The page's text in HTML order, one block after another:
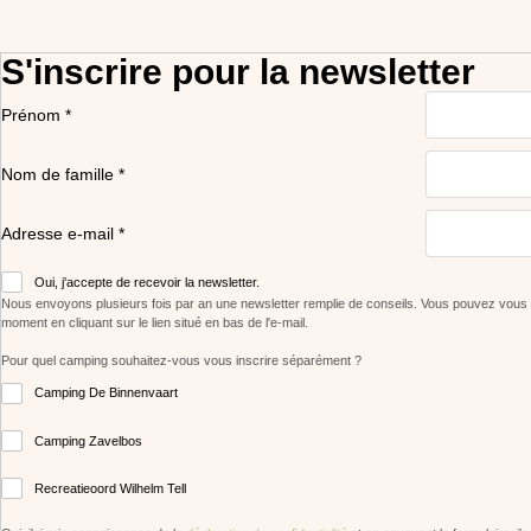
S'inscrire pour la newsletter
Prénom *
Nom de famille *
Adresse e-mail *
Oui, j'accepte de recevoir la newsletter.
Nous envoyons plusieurs fois par an une newsletter remplie de conseils. Vous pouvez
moment en cliquant sur le lien situé en bas de l'e-mail.
Pour quel camping souhaitez-vous vous inscrire séparément ?
Camping De Binnenvaart
Camping Zavelbos
Recreatieoord Wilhelm Tell